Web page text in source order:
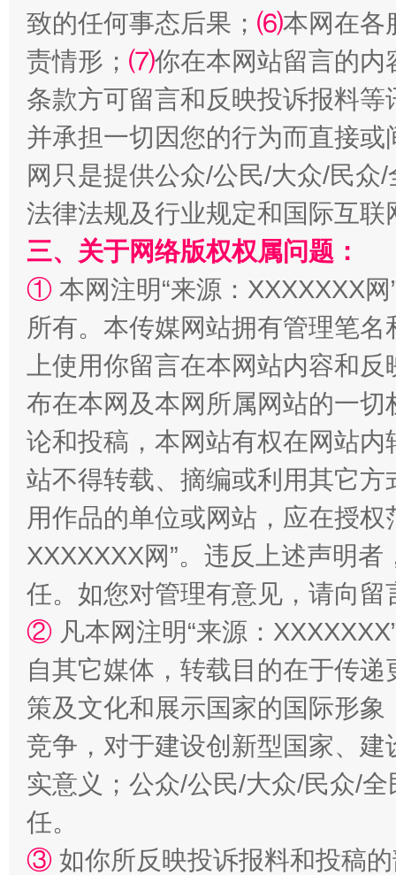
全民健身五年计划来了！等你上场
阿坝州三大球赛在茂县开幕 规模
国家大学科技园优化重塑工作
扯下公款旅游的“隐身衣” 如何以
致的任何事态后果； ⑹本网在各
责情形； ⑺你在本网站留言的内
条款方可留言和反映投诉报料
并承担一切因您的行为而直接
网只是提供公众/公民/大众/民
法律法规及行业规定和国际互
三、关于网络版权权属问题：
① 本网注明“来源：XXXXXXX
所有。本传媒网站拥有管理笔
上使用你留言在本网站内容和
布在本网及本网所属网站的一
论和投稿，本网站有权在网站
站不得转载、摘编或利用其它
用作品的单位或网站，应在授
XXXXXXX网”。违反上述声明
任。如您对管理有意见，请向
② 凡本网注明“来源：
自其它媒体，转载目的在于传
策及文化和展示国家的国际形
竞争，对于建设创新型国家、
实意义；公众/公民/大众/民众/
任。
③ 如你所反映投诉报料和投稿